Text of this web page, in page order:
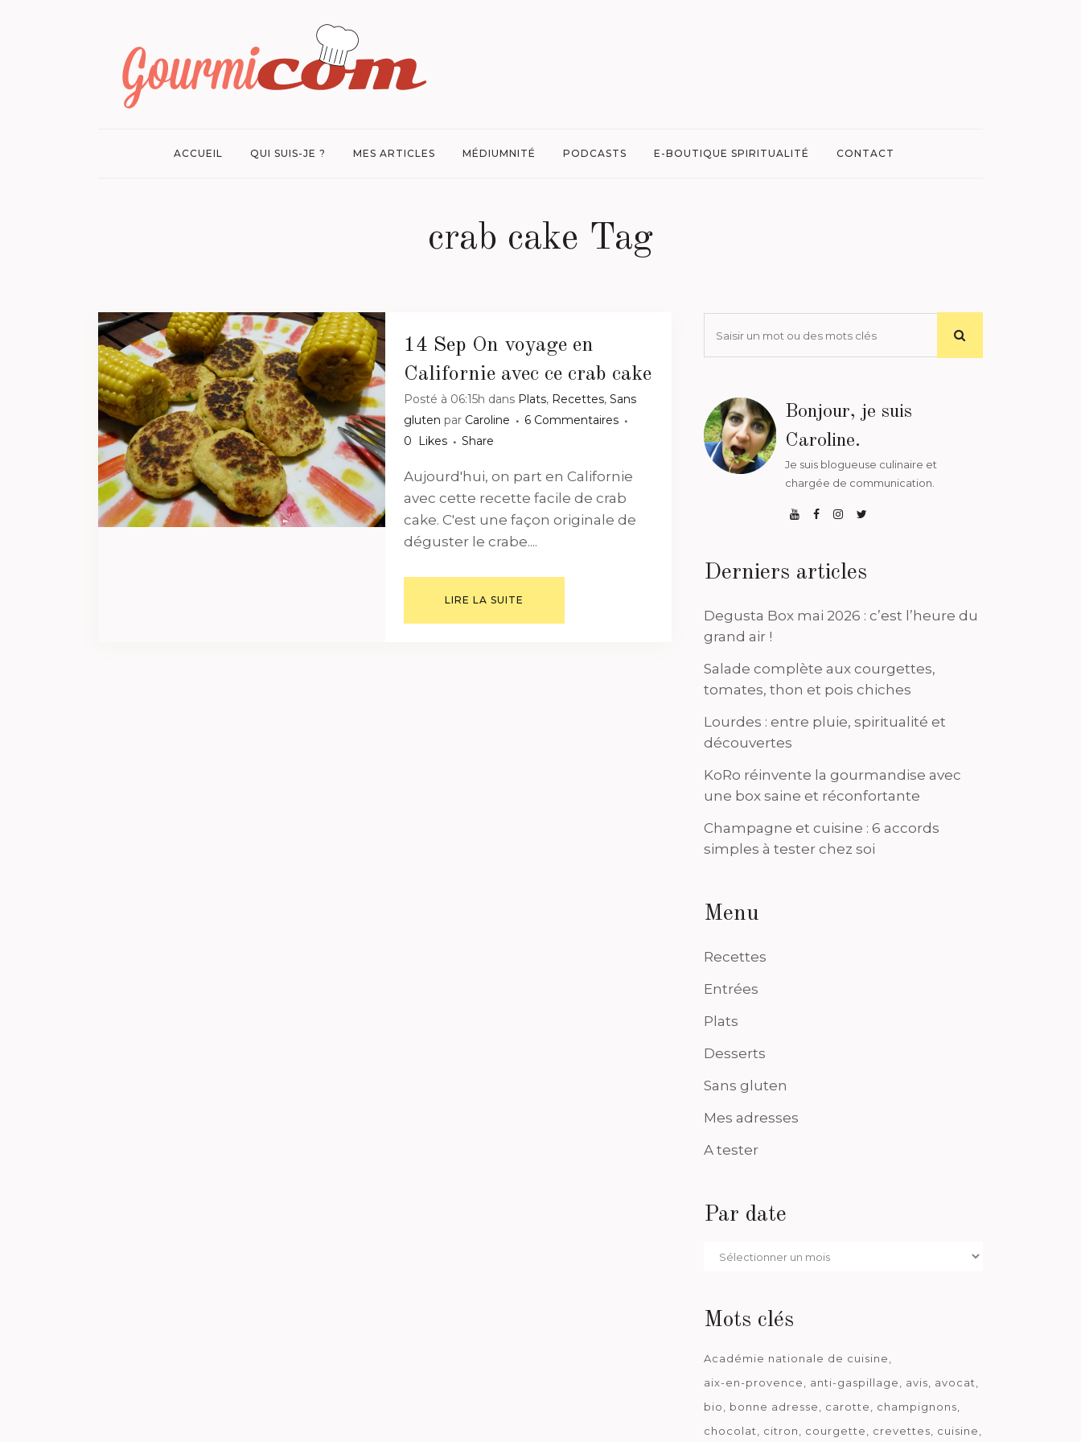
ACCUEIL QUI SUIS-JE ? MES ARTICLES MÉDIUMNITÉ PODCASTS E-BOUTIQUE SPIRITUALITÉ CONTACT
crab cake Tag
14 Sep On voyage en
Californie avec ce crab cake
Posté à 06:15h dans Plats, Recettes, Sans
gluten par Caroline
6 Commentaires
0
Likes Share
Aujourd'hui, on part en Californie
avec cette recette facile de crab
cake. C'est une façon originale de
déguster le crabe....
LIRE LA SUITE
Bonjour, je suis
Caroline.
Je suis blogueuse culinaire et
chargée de communication.
Derniers articles
Degusta Box mai 2026 : c’est l’heure du
grand air !
Salade complète aux courgettes,
tomates, thon et pois chiches
Lourdes : entre pluie, spiritualité et
découvertes
KoRo réinvente la gourmandise avec
une box saine et réconfortante
Champagne et cuisine : 6 accords
simples à tester chez soi
Menu
Recettes
Entrées
Plats
Desserts
Sans gluten
Mes adresses
A tester
Par date
Par
Mots clés
Académie nationale de cuisine
aix-en-provence
anti-gaspillage avis
avocat
bio
bonne adresse carotte
champignons
chocolat
citron courgette crevettes
cuisine